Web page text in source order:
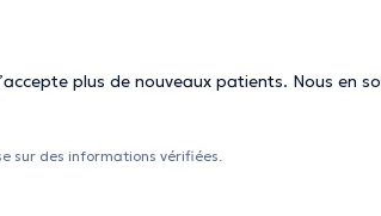
plus de nouveaux patients. Nous en
sur des informations vérifiées.